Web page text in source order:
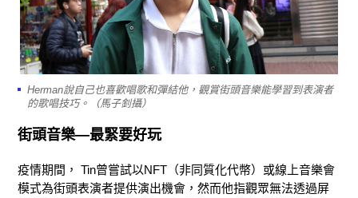
Herman說自己也喜歡唱歌和彈結他，觀賞街頭音樂能學習到表演者
的歌唱技巧。（馬子釗攝）
街頭音樂—最緊要好玩
疫情期間， Tin曾嘗試以NFT（非同質化代幣）或線上音樂會
模式為街頭表演者提供演出機會，然而他指觀眾無法透過屏